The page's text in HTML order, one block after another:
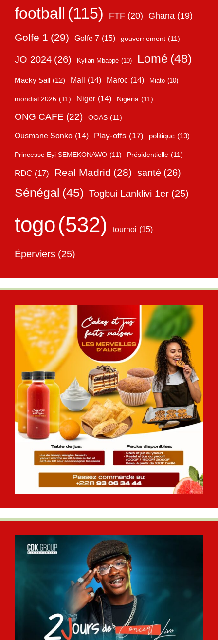
football (115) FTF (20) Ghana (19)
Golfe 1 (29) Golfe 7 (15) gouvernement (11)
JO 2024 (26) Kylian Mbappé (10) Lomé (48)
Macky Sall (12) Mali (14) Maroc (14) Miato (10)
mondial 2026 (11) Niger (14) Nigéria (11)
ONG CAFE (22) OOAS (11)
Ousmane Sonko (14) Play-offs (17) politique (13)
Princesse Eyi SEMEKONAWO (11) Présidentielle (11)
RDC (17) Real Madrid (28) santé (26)
Sénégal (45) Togbui Lanklivi 1er (25)
togo(532) tournoi (15)
Éperviers (25)